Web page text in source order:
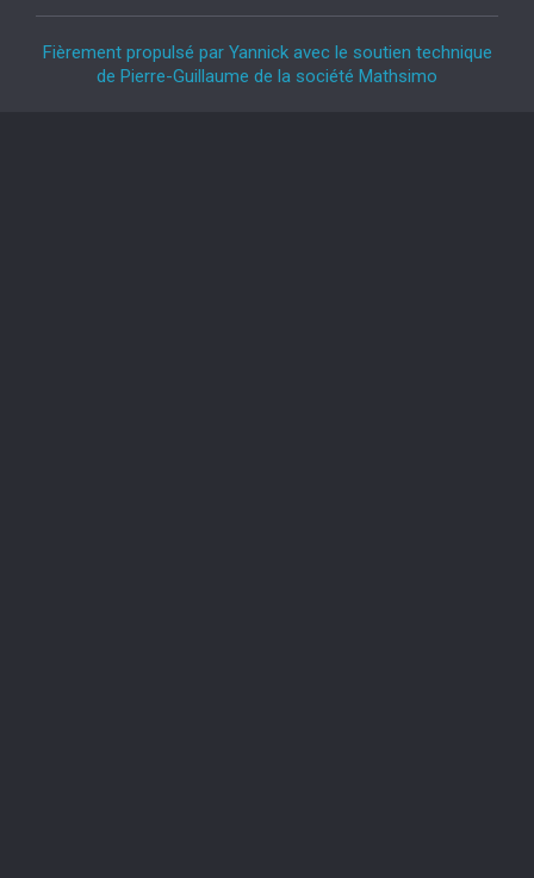
Fièrement propulsé par Yannick avec le soutien technique
de Pierre-Guillaume de la société Mathsimo